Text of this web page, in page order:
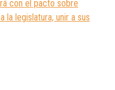
con el pacto sobre
la legislatura, unir a sus